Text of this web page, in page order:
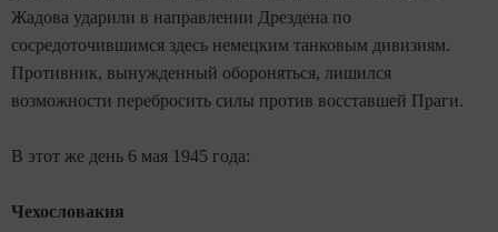
Жадова ударили в направлении Дрездена по
сосредоточившимся здесь немецким танковым дивизиям.
Противник, вынужденный обороняться, лишился
возможности перебросить силы против восставшей Праги.
В этот же день 6 мая 1945 года:
Чехословакия